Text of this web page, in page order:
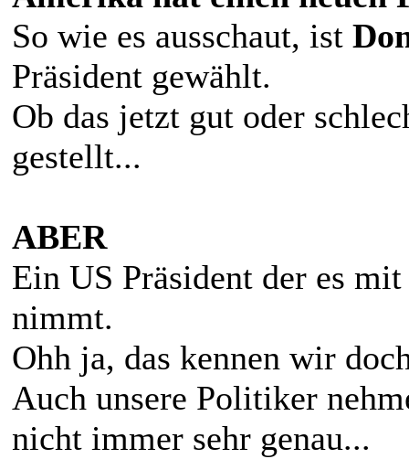
So wie es ausschaut, ist
Präsident gewählt.
Ob das jetzt gut oder
gestellt...
ABER
Ein US Präsident der es
nimmt.
Ohh ja, das kennen wir
Auch unsere Politiker
nicht immer sehr genau...